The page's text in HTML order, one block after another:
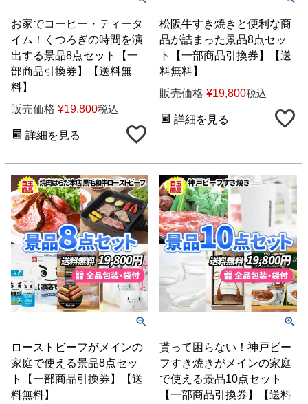
お家でコーヒー・ティータ
イム！くつろぎの時間を演
出する景品8点セット【一
部商品引換券】【送料無
料】
販売価格 ¥19,800税込
詳細を見る
松阪牛すき焼きと便利な商
品が詰まった景品8点セッ
ト【一部商品引換券】【送
料無料】
販売価格 ¥19,800税込
詳細を見る
ローストビーフがメインの
家庭で使える景品8点セッ
ト【一部商品引換券】【送
料無料】
貰って困らない！神戸ビー
フすき焼きがメインの家庭
で使える景品10点セット
【一部商品引換券】【送料